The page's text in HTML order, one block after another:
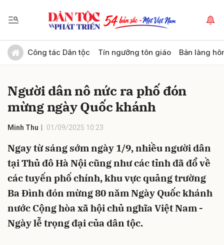
Công tác Dân tộc Tín ngưỡng tôn giáo Bản làng
Người dân nô nức ra phố đón
mừng ngày Quốc khánh
Minh Thu 01/09/2025 10:23
Ngay từ sáng sớm ngày 1/9, nhiều người dân
tại Thủ đô Hà Nội cũng như các tỉnh đã đổ về
các tuyến phố chính, khu vực quảng trường
Ba Đình đón mừng 80 năm Ngày Quốc khánh
nước Cộng hòa xã hội chủ nghĩa Việt Nam -
Ngày lễ trọng đại của dân tộc.
Gửi bình luận
Hủy Gửi